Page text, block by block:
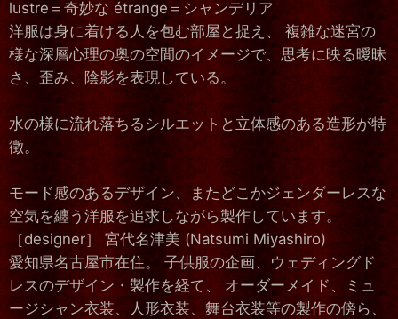
lustre＝奇妙な étrange＝シャンデリア
洋服は身に着ける人を包む部屋と捉え、 複雑な迷宮の
様な深層心理の奥の空間のイメージで、思考に映る曖昧
さ、歪み、陰影を表現している。
水の様に流れ落ちるシルエットと立体感のある造形が特
徴。
モード感のあるデザイン、またどこかジェンダーレスな
空気を纏う洋服を追求しながら製作しています。
［designer］ 宮代名津美 (Natsumi Miyashiro)
愛知県名古屋市在住。 子供服の企画、ウェディングド
レスのデザイン・製作を経て、 オーダーメイド、ミュ
ージシャン衣装、人形衣装、舞台衣装等の製作の傍ら、